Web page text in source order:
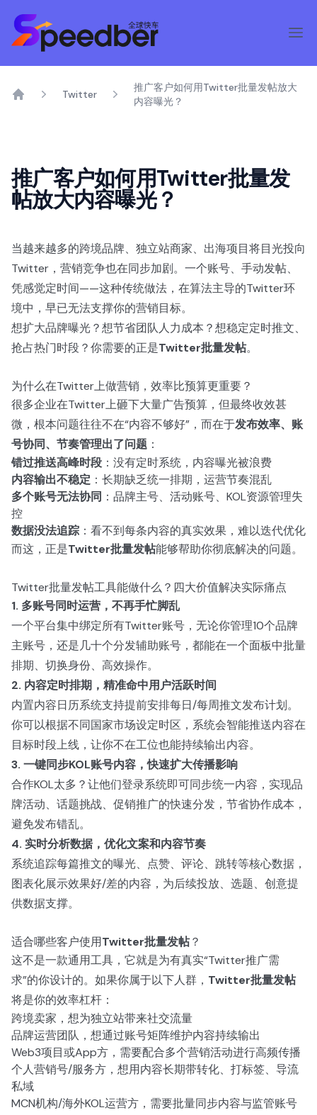
Twitter
推广客户如何用Twitter批量发帖放大
内容曝光？
推广客户如何用Twitter批量发
帖放大内容曝光？
当越来越多的跨境品牌、独立站商家、出海项目将目光投向
Twitter，营销竞争也在同步加剧。一个账号、手动发帖、
凭感觉定时间——这种传统做法，在算法主导的Twitter环
境中，早已无法支撑你的营销目标。
想扩大品牌曝光？想节省团队人力成本？想稳定定时推文、
抢占热门时段？你需要的正是Twitter批量发帖。
为什么在Twitter上做营销，效率比预算更重要？
很多企业在Twitter上砸下大量广告预算，但最终收效甚
微，根本问题往往不在“内容不够好”，而在于发布效率、账
号协同、节奏管理出了问题 ：
错过推送高峰时段 ：没有定时系统，内容曝光被浪费
内容输出不稳定 ：长期缺乏统一排期，运营节奏混乱
多个账号无法协同 ：品牌主号、活动账号、KOL资源管理失
控
数据没法追踪 ：看不到每条内容的真实效果，难以迭代优化
而这，正是Twitter批量发帖能够帮助你彻底解决的问题。
Twitter批量发帖工具能做什么？四大价值解决实际痛点
1. 多账号同时运营，不再手忙脚乱
一个平台集中绑定所有Twitter账号，无论你管理10个品牌
主账号，还是几十个分发辅助账号，都能在一个面板中批量
排期、切换身份、高效操作。
2. 内容定时排期，精准命中用户活跃时间
内置内容日历系统支持提前安排每日/每周推文发布计划。
你可以根据不同国家市场设定时区，系统会智能推送内容在
目标时段上线，让你不在工位也能持续输出内容。
3. 一键同步KOL账号内容，快速扩大传播影响
合作KOL太多？让他们登录系统即可同步统一内容，实现品
牌活动、话题挑战、促销推广的快速分发，节省协作成本，
避免发布错乱。
4. 实时分析数据，优化文案和内容节奏
系统追踪每篇推文的曝光、点赞、评论、跳转等核心数据，
图表化展示效果好/差的内容，为后续投放、选题、创意提
供数据支撑。
适合哪些客户使用Twitter批量发帖？
这不是一款通用工具，它就是为有真实“Twitter推广需
求”的你设计的。如果你属于以下人群， Twitter批量发帖
将是你的效率杠杆：
跨境卖家，想为独立站带来社交流量
品牌运营团队，想通过账号矩阵维护内容持续输出
Web3项目或App方，需要配合多个营销活动进行高频传播
个人营销号/服务方，想用内容长期带转化、打标签、导流
私域
MCN机构/海外KOL运营方，需要批量同步内容与监管账号